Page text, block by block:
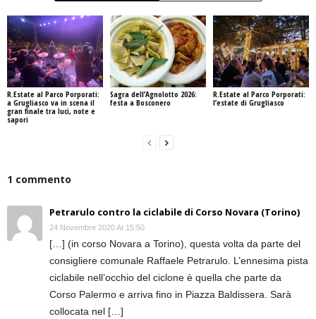
R.Estate al Parco Porporati:
a Grugliasco va in scena il
gran finale tra luci, note e
sapori
Sagra dell’Agnolotto 2026:
festa a Bosconero
R.Estate al Parco Porporati:
l’estate di Grugliasco
1 commento
Petrarulo contro la ciclabile di Corso Novara (Torino)
24 Novembre 2020 At 15:50
[…] (in corso Novara a Torino), questa volta da parte del
consigliere comunale Raffaele Petrarulo. L’ennesima pista
ciclabile nell’occhio del ciclone è quella che parte da
Corso Palermo e arriva fino in Piazza Baldissera. Sarà
collocata nel […]